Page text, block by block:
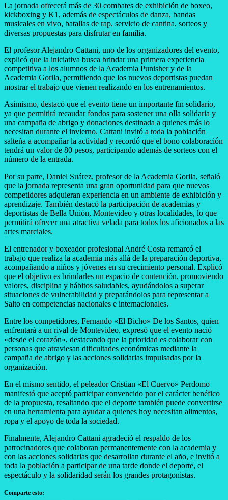
La jornada ofrecerá más de 30 combates de exhibición de boxeo,
kickboxing y K1, además de espectáculos de danza, bandas
musicales en vivo, batallas de rap, servicio de cantina, sorteos y
diversas propuestas para disfrutar en familia.
El profesor Alejandro Cattani, uno de los organizadores del evento,
explicó que la iniciativa busca brindar una primera experiencia
competitiva a los alumnos de la Academia Punisher y de la
Academia Gorila, permitiendo que los nuevos deportistas puedan
mostrar el trabajo que vienen realizando en los entrenamientos.
Asimismo, destacó que el evento tiene un importante fin solidario,
ya que permitirá recaudar fondos para sostener una olla solidaria y
una campaña de abrigo y donaciones destinada a quienes más lo
necesitan durante el invierno. Cattani invitó a toda la población
salteña a acompañar la actividad y recordó que el bono colaboración
tendrá un valor de 80 pesos, participando además de sorteos con el
número de la entrada.
Por su parte, Daniel Suárez, profesor de la Academia Gorila, señaló
que la jornada representa una gran oportunidad para que nuevos
competidores adquieran experiencia en un ambiente de exhibición y
aprendizaje. También destacó la participación de academias y
deportistas de Bella Unión, Montevideo y otras localidades, lo que
permitirá ofrecer una atractiva velada para todos los aficionados a las
artes marciales.
El entrenador y boxeador profesional André Costa remarcó el
trabajo que realiza la academia más allá de la preparación deportiva,
acompañando a niños y jóvenes en su crecimiento personal. Explicó
que el objetivo es brindarles un espacio de contención, promoviendo
valores, disciplina y hábitos saludables, ayudándolos a superar
situaciones de vulnerabilidad y preparándolos para representar a
Salto en competencias nacionales e internacionales.
Entre los competidores, Fernando «El Bicho» De los Santos, quien
enfrentará a un rival de Montevideo, expresó que el evento nació
«desde el corazón», destacando que la prioridad es colaborar con
personas que atraviesan dificultades económicas mediante la
campaña de abrigo y las acciones solidarias impulsadas por la
organización.
En el mismo sentido, el peleador Cristian «El Cuervo» Perdomo
manifestó que aceptó participar convencido por el carácter benéfico
de la propuesta, resaltando que el deporte también puede convertirse
en una herramienta para ayudar a quienes hoy necesitan alimentos,
ropa y el apoyo de toda la sociedad.
Finalmente, Alejandro Cattani agradeció el respaldo de los
patrocinadores que colaboran permanentemente con la academia y
con las acciones solidarias que desarrollan durante el año, e invitó a
toda la población a participar de una tarde donde el deporte, el
espectáculo y la solidaridad serán los grandes protagonistas.
Comparte esto: